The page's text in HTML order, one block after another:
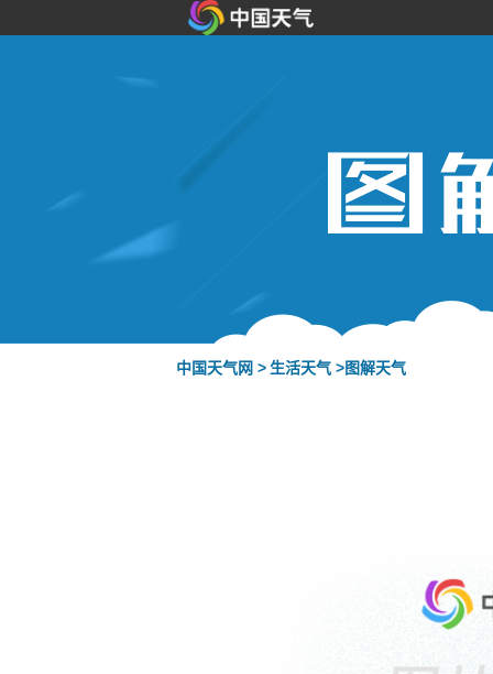
中国天气网 >生活天气 >图解天气